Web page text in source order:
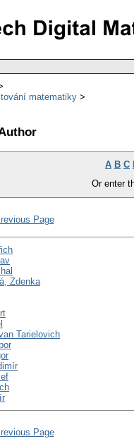
matematiky
A B C
Or enter
Page
Zdenka
Tarielovich
Page